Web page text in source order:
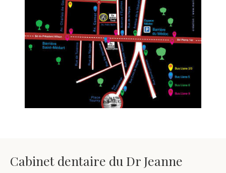
Cabinet dentaire du Dr Jeanne